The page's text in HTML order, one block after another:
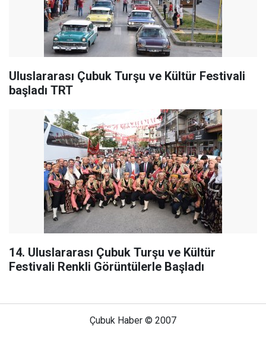
Uluslararası Çubuk Turşu ve Kültür Festivali
başladı TRT
14. Uluslararası Çubuk Turşu ve Kültür
Festivali Renkli Görüntülerle Başladı
Çubuk Haber © 2007